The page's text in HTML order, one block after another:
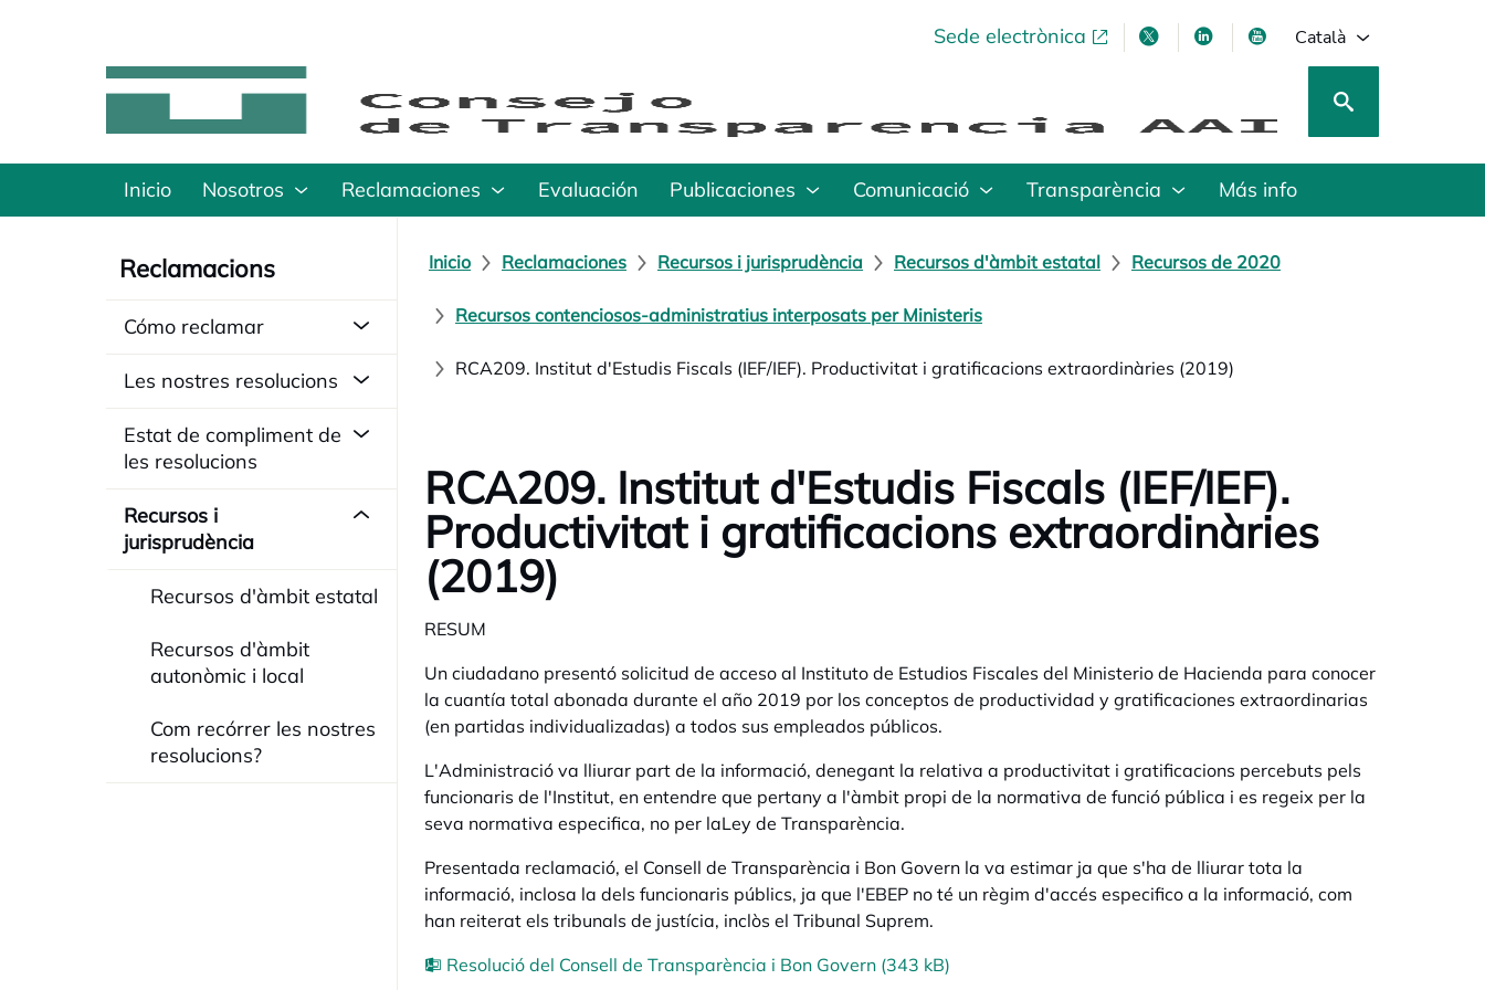
Sede electrònicaopens in a new tabopens in a new tab
opens in a new tab
opens in a new tab
Català
Inicio Nosotros Reclamaciones Evaluación Publicaciones Comunicació Transparència Más info
Reclamacions
Cómo reclamar
Les nostres resolucions
Estat de compliment de
les resolucions
Recursos i
jurisprudència
Recursos d'àmbit estatal
Recursos d'àmbit
autonòmic i local
Com recórrer les nostres
resolucions?
Inicio Reclamaciones Recursos i jurisprudència Recursos d'àmbit estatal Recursos de 2020
Recursos contenciosos-administratius interposats per Ministeris
RCA209. Institut d'Estudis Fiscals (IEF/IEF). Productivitat i gratificacions extraordinàries (2019)
RCA209. Institut d'Estudis Fiscals (IEF/IEF).
Productivitat i gratificacions extraordinàries
(2019)
RESUM
Un ciudadano presentó solicitud de acceso al Instituto de Estudios Fiscales del Ministerio de Hacienda para conocer
la cuantía total abonada durante el año 2019 por los conceptos de productividad y gratificaciones extraordinarias
(en partidas individualizadas) a todos sus empleados públicos.
L'Administració va lliurar part de la informació, denegant la relativa a productivitat i gratificacions percebuts pels
funcionaris de l'Institut, en entendre que pertany a l'àmbit propi de la normativa de funció pública i es regeix per la
seva normativa especifica, no per laLey de Transparència.
Presentada reclamació, el Consell de Transparència i Bon Govern la va estimar ja que s'ha de lliurar tota la
informació, inclosa la dels funcionaris públics, ja que l'EBEP no té un règim d'accés especifico a la informació, com
han reiterat els tribunals de justícia, inclòs el Tribunal Suprem.
Resolució del Consell de Transparència i Bon Govern (343 kB)